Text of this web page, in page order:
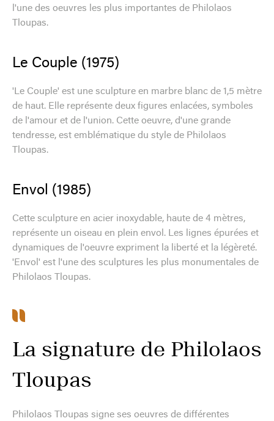
l'une des oeuvres les plus importantes de Philolaos
Tloupas.
Le Couple (1975)
'Le Couple' est une sculpture en marbre blanc de 1,5 mètre
de haut. Elle représente deux figures enlacées, symboles
de l'amour et de l'union. Cette oeuvre, d'une grande
tendresse, est emblématique du style de Philolaos
Tloupas.
Envol (1985)
Cette sculpture en acier inoxydable, haute de 4 mètres,
représente un oiseau en plein envol. Les lignes épurées et
dynamiques de l'oeuvre expriment la liberté et la légèreté.
'Envol' est l'une des sculptures les plus monumentales de
Philolaos Tloupas.
La signature de Philolaos
Tloupas
Philolaos Tloupas signe ses oeuvres de différentes